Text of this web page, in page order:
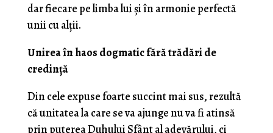
dar fiecare pe limba lui și în armonie perfectă
unii cu alții.
Unirea în haos dogmatic fără trădări de
credință
Din cele expuse foarte succint mai sus, rezultă
că unitatea la care se va ajunge nu va fi atinsă
prin puterea Duhului Sfânt al adevărului, ci